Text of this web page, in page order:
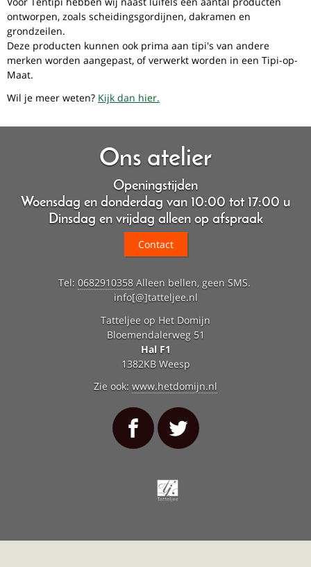
ontworpen, zoals scheidingsgordijnen, dakramen en
grondzeilen.
Deze producten kunnen ook prima aan tipi's van andere
merken worden aangepast, of verwerkt worden in een Tipi-op-
Maat.
Wil je meer weten? Kijk dan hier.
Ons atelier
Openingstijden
Woensdag en donderdag van 10:00 tot 17:00 u
Dinsdag en vrijdag alleen op afspraak
Contact
Tel: 0682910358Alleen bellen, geen SMS.
info[@]tatteljee.nl
Tatteljee op Het Domijn
Bloemendalerweg 51
Hal F1
1382KB Weesp
Zie ook: www.hetdomijn.nl
Tatteljee